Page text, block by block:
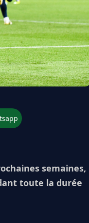
semaines,
toute la durée